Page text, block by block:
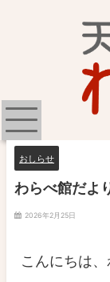
おしらせ
わらべ館だよ
2026年2月25日
こんにちは、